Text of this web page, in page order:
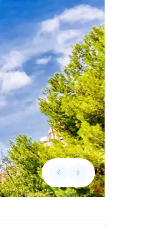
keyboard_arrow_leftPrevious slide
keyboard_arrow_rightNext slide